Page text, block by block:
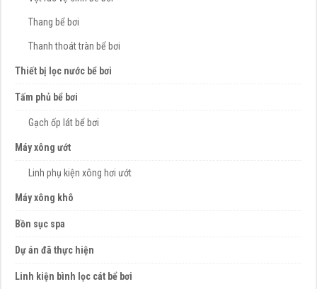
Thang bể bơi
Thanh thoát tràn bể bơi
Thiết bị lọc nước bể bơi
Tấm phủ bể bơi
Gạch ốp lát bể bơi
Máy xông ướt
Linh phụ kiện xông hơi ướt
Máy xông khô
Bồn sục spa
Dự án đã thực hiện
Linh kiện bình lọc cát bể bơi